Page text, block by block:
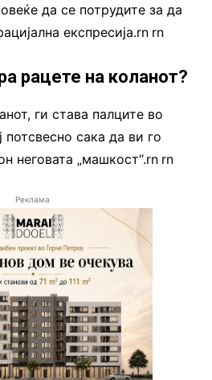
да се потрудите за да
експресија.rn rn
рацете на коланот?
ги става палците во
потсвесно сака да ви го
неговата „машкост“.rn rn
Реклама